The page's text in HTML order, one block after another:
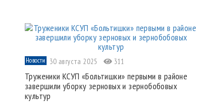
Новости 30 августа 2025 311
Труженики КСУП «Больтишки» первыми в районе
завершили уборку зерновых и зернобобовых
культур